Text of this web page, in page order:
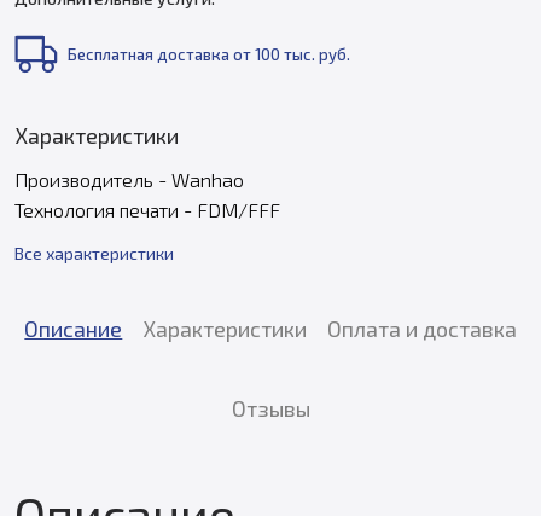
Бесплатная доставка от 100 тыс. руб.
Характеристики
Производитель - Wanhao
Технология печати - FDM/FFF
Все характеристики
Описание Характеристики Оплата и доставка
Отзывы